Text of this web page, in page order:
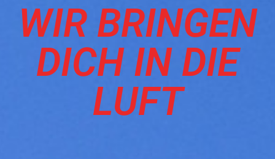
WIR BRINGEN
DICH IN DIE
LUFT